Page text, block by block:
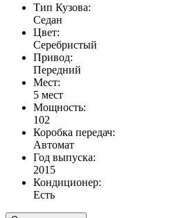
Тип Кузова:
Седан
Цвет:
Серебристый
Привод:
Передний
Мест:
5 мест
Мощность:
102
Коробка передач:
Автомат
Год выпуска:
2015
Кондиционер:
Есть